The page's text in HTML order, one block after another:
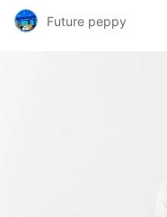
Future peppy